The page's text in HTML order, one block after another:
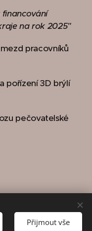
na rok 2025"
pracovníků
pořízení 3D brýlí
pečovatelské
Přijmout vše